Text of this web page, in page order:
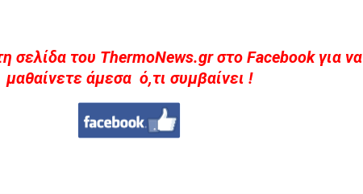
σελίδα του ThermoNews.gr στο Facebook για να
μαθαίνετε άμεσα ό,τι συμβαίνει !